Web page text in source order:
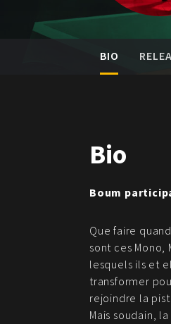
BIO
Bio
Boum
Que faire
sont ces Mono,
lesquels ils et
transformer
rejoindre la
Mais soudain,